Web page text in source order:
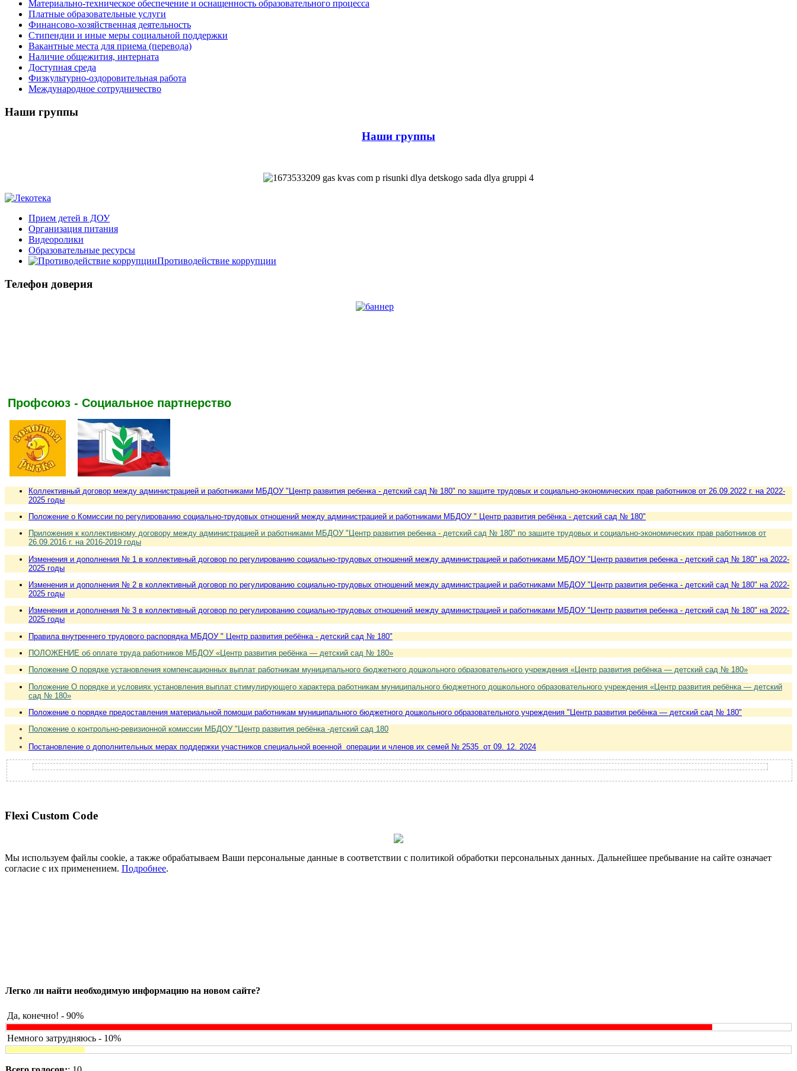
Материально-техническое обеспечение и оснащенность образовательного процесса
Платные образовательные услуги
Финансово-хозяйственная деятельность
Стипендии и иные меры социальной поддержки
Вакантные места для приема (перевода)
Наличие общежития, интерната
Доступная среда
Физкультурно-оздоровительная работа
Международное сотрудничество
Наши группы
Наши группы
Прием детей в ДОУ
Организация питания
Видеоролики
Образовательные ресурсы
Противодействие коррупции
Телефон доверия
Профсоюз - Социальное партнерство
Коллективный договор между администрацией и работниками МБДОУ "Центр развития ребенка - детский сад № 180" по защите трудовых и социально-экономических прав работников от 26.09.2022 г. на 2022-
2025 годы
Положение о Комиссии по регулированию социально-трудовых отношений между администрацией и работниками МБДОУ " Центр развития ребёнка - детский сад № 180"
Приложения к коллективному договору между администрацией и работниками МБДОУ "Центр развития ребенка - детский сад № 180" по защите трудовых и социально-экономических прав работников от
26.09.2016 г. на 2016-2019 годы
Изменения и дополнения № 1 в коллективный договор по регулированию социально-трудовых отношений между администрацией и работниками МБДОУ "Центр развития ребенка - детский сад № 180" на 2022-
2025 годы
Изменения и дополнения № 2 в коллективный договор по регулированию социально-трудовых отношений между администрацией и работниками МБДОУ "Центр развития ребенка - детский сад № 180" на 2022-
2025 годы
Изменения и дополнения № 3 в коллективный договор по регулированию социально-трудовых отношений между администрацией и работниками МБДОУ "Центр развития ребенка - детский сад № 180" на 2022-
2025 годы
Правила внутреннего трудового распорядка МБДОУ " Центр развития ребёнка - детский сад № 180"
ПОЛОЖЕНИЕ об оплате труда работников МБДОУ «Центр развития ребёнка — детский сад № 180»
Положение О порядке установления компенсационных выплат работникам муниципального бюджетного дошкольного образовательного учреждения «Центр развития ребёнка — детский сад № 180»
Положение О порядке и условиях установления выплат стимулирующего характера работникам муниципального бюджетного дошкольного образовательного учреждения «Центр развития ребёнка — детский
сад № 180»
Положение о порядке предоставления материальной помощи работникам муниципального бюджетного дошкольного образовательного учреждения "Центр развития ребёнка — детский сад № 180"
Положение о контрольно-ревизионной комиссии МБДОУ "Центр развития ребёнка -детский сад 180
Постановление о дополнительных мерах поддержки участников специальной военной операции и членов их семей № 2535 от 09. 12. 2024
Flexi Custom Code
Мы используем файлы cookie, а также обрабатываем Ваши персональные данные в соответствии с политикой обработки персональных данных. Дальнейшее пребывание на сайте означает
согласие с их применением. Подробнее.
Легко ли найти необходимую информацию на новом сайте?
Да, конечно! - 90%
Немного затрудняюсь - 10%